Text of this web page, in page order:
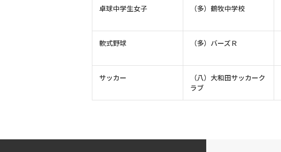
卓球中学生女子 （多）鶴牧中学校
軟式野球 （多）バーズＲ
サッカー
（八）大和田サッカーク
ラブ